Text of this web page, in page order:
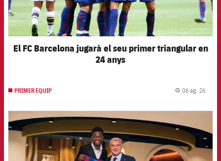
El FC Barcelona jugarà el seu primer triangular en
24 anys
PRIMER EQUIP 06 ag. 26